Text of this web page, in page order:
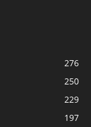
276
250
229
197